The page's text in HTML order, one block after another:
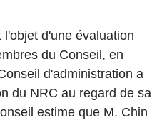
d'une évaluation
du Conseil, en
d'administration a
du NRC au regard de sa
estime que M. Chin